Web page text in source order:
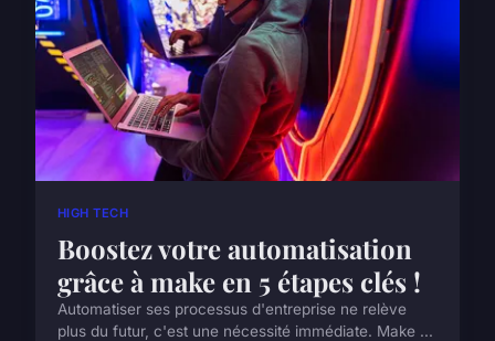
HIGH TECH
Boostez votre automatisation
grâce à make en 5 étapes clés !
Automatiser ses processus d'entreprise ne relève
plus du futur, c'est une nécessité immédiate. Make ...